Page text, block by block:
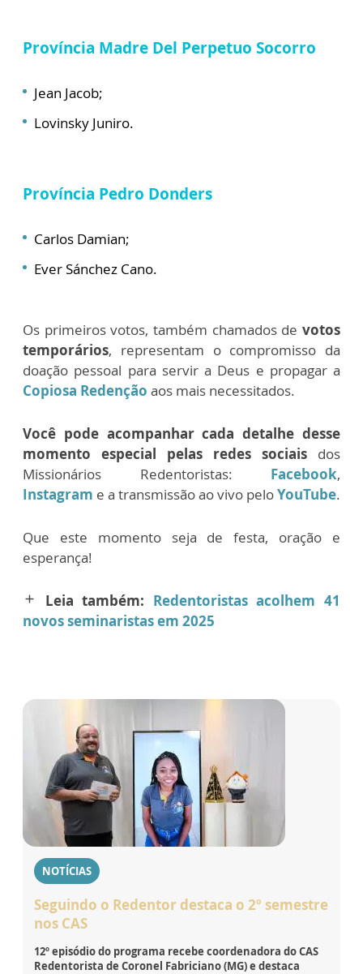
Província Madre Del Perpetuo Socorro
Jean Jacob;
Lovinsky Juniro.
Província Pedro Donders
Carlos Damian;
Ever Sánchez Cano.
Os primeiros votos, também chamados de votos
temporários, representam o compromisso da
doação pessoal para servir a Deus e propagar a
Copiosa Redenção aos mais necessitados.
Você pode acompanhar cada detalhe desse
momento especial pelas redes sociais dos
Missionários Redentoristas: Facebook,
Instagram e a transmissão ao vivo peloYouTube.
Que este momento seja de festa, oração e
esperança!
add Leia também: Redentoristas acolhem 41
novos seminaristas em 2025
NOTÍCIAS
Seguindo o Redentor destaca o 2º semestre
nos CAS
12º episódio do programa recebe coordenadora do CAS
Redentorista de Coronel Fabriciano (MG) e destaca